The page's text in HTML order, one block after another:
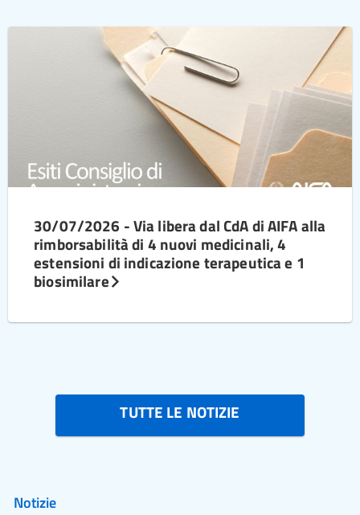
30/07/2026 - Via libera dal CdA di AIFA alla
rimborsabilità di 4 nuovi medicinali, 4
estensioni di indicazione terapeutica e 1
biosimilare
TUTTE LE NOTIZIE
Notizie